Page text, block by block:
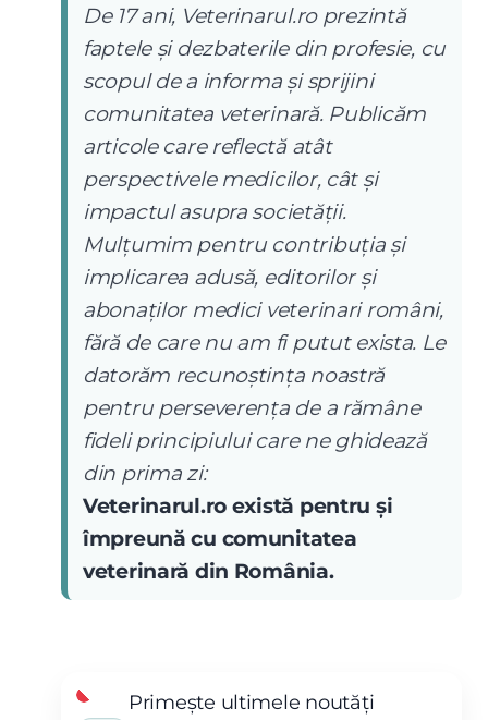
De 17 ani, Veterinarul.ro prezintă
faptele și dezbaterile din profesie, cu
scopul de a informa și sprijini
comunitatea veterinară. Publicăm
articole care reflectă atât
perspectivele medicilor, cât și
impactul asupra societății.
Mulțumim pentru contribuția și
implicarea adusă, editorilor și
abonaților medici veterinari români,
fără de care nu am fi putut exista. Le
datorăm recunoștința noastră
pentru perseverența de a rămâne
fideli principiului care ne ghidează
din prima zi:
Veterinarul.ro există pentru și
împreună cu comunitatea
veterinară din România.
Primește ultimele noutăți